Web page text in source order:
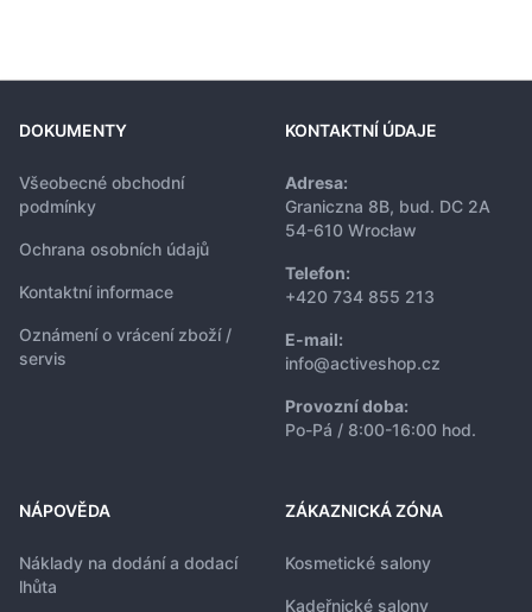
DOKUMENTY
Všeobecné obchodní
podmínky
Ochrana osobních údajů
Kontaktní informace
Oznámení o vrácení zboží /
servis
KONTAKTNÍ ÚDAJE
Adresa:
Graniczna 8B, bud. DC 2A
54-610 Wrocław
Telefon:
+420 734 855 213
E-mail:
info@activeshop.cz
Provozní doba:
Po-Pá / 8:00-16:00 hod.
NÁPOVĚDA
Náklady na dodání a dodací
lhůta
ZÁKAZNICKÁ ZÓNA
Kosmetické salony
Kadeřnické salony